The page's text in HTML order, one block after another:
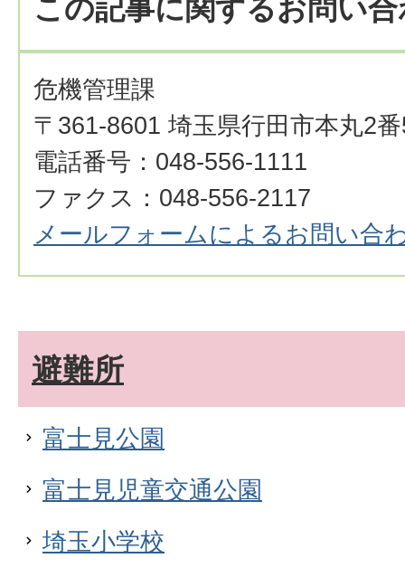
この記事に関するお問い
危機管理課
〒361-8601 埼玉県行田市本丸2
電話番号：048-556-1111
ファクス：048-556-2117
メールフォームによるお問い合
避難所
富士見公園
富士見児童交通公園
埼玉小学校